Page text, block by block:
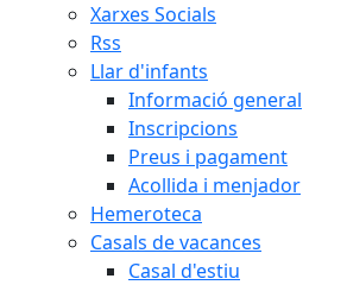
Xarxes Socials
Rss
Llar d'infants
Informació general
Inscripcions
Preus i pagament
Acollida i menjador
Hemeroteca
Casals de vacances
Casal d'estiu